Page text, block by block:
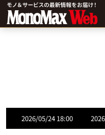
2026/05/24 18:00